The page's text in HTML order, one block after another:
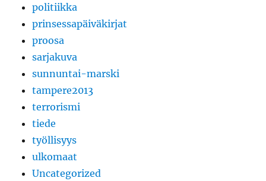
politiikka
prinsessapäiväkirjat
proosa
sarjakuva
sunnuntai-marski
tampere2013
terrorismi
tiede
työllisyys
ulkomaat
Uncategorized